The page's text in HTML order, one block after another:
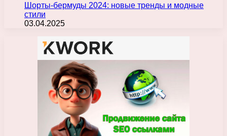
Шорты-бермуды 2024: новые тренды и модные
стили
03.04.2025